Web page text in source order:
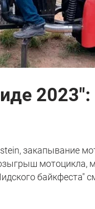
2023":
закапывание
мотоцикла,
байкфеста"